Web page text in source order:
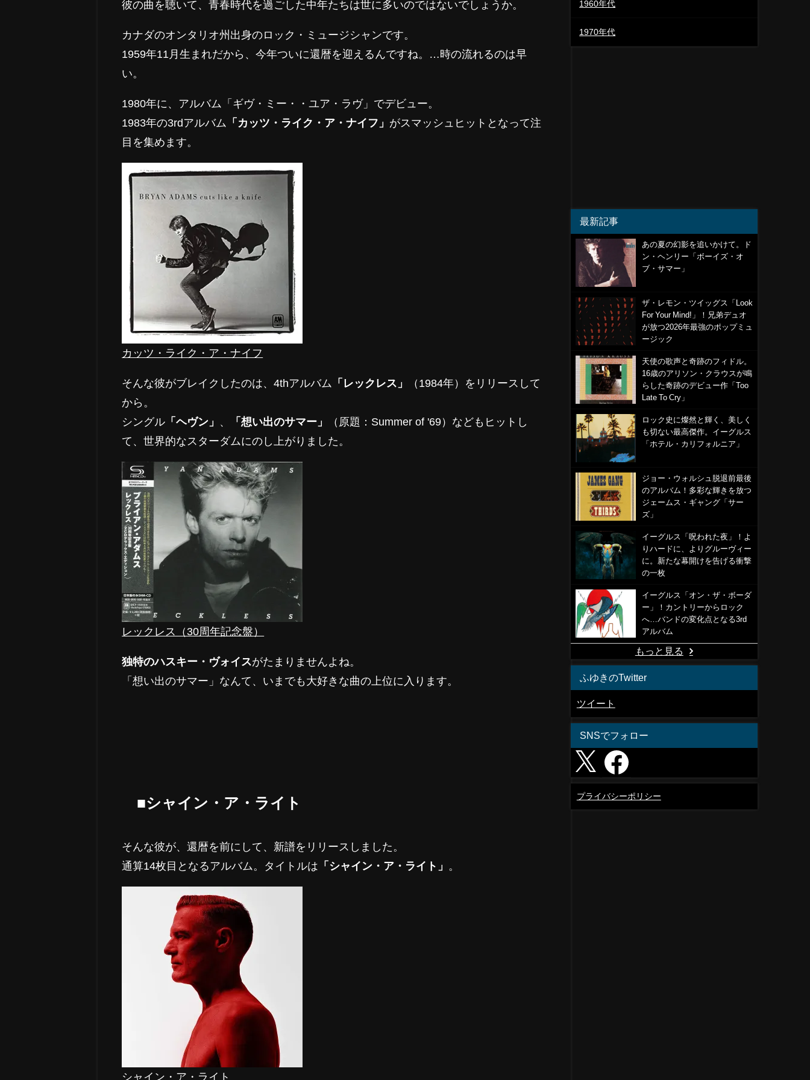
彼の曲を聴いて、青春時代を過ごした中年たちは世に多いのではないでしょうか。
カナダのオンタリオ州出身のロック・ミュージシャンです。
1959年11月生まれだから、今年ついに還暦を迎えるんですね。…時の流れるのは早
い。
1980年に、アルバム「ギヴ・ミー・・ユア・ラヴ」でデビュー。
1983年の3rdアルバム
「カッツ・ライク・ア・ナイフ」 がスマッシュヒットとなって注
目を集めます。
カッツ・ライク・ア・ナイフ
そんな彼がブレイクしたのは、4thアルバム 「レックレス」
（1984年）をリリースして
から。
シングル 「ヘヴン」 、 「想い出のサマー」
（原題：Summer of '69）などもヒットし
て、世界的なスターダムにのし上がりました。
レックレス（30周年記念盤）
独特のハスキー・ヴォイスがたまりませんよね。
「想い出のサマー」なんて、いまでも大好きな曲の上位に入ります。
■シャイン・ア・ライト
そんな彼が、還暦を前にして、新譜をリリースしました。
通算14枚目となるアルバム。タイトルは 「シャイン・ア・ライト」 。
シャイン・ア・ライト
1960年代
1970年代
最新記事
あの夏の幻影を追いかけて。ド
ン・ヘンリー「ボーイズ・オ
ブ・サマー」
ザ・レモン・ツイッグス「Look
For Your Mind!」！兄弟デュオ
が放つ2026年最強のポップミュ
ージック
天使の歌声と奇跡のフィドル。
16歳のアリソン・クラウスが鳴
らした奇跡のデビュー作「Too
Late To Cry」
ロック史に燦然と輝く、美しく
も切ない最高傑作。イーグルス
「ホテル・カリフォルニア」
ジョー・ウォルシュ脱退前最後
のアルバム！多彩な輝きを放つ
ジェームス・ギャング「サー
ズ」
イーグルス「呪われた夜」！よ
りハードに、よりグルーヴィー
に。新たな幕開けを告げる衝撃
の一枚
イーグルス「オン・ザ・ボーダ
ー」！カントリーからロック
へ…バンドの変化点となる3rd
アルバム
もっと見る
ふゆきのTwitter
ツイート
SNSでフォロー
プライバシーポリシー